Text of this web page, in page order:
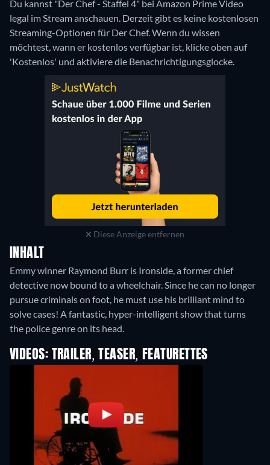
Du kannst "Der Chef - Staffel 4" bei Amazon Prime Video
legal im Stream anschauen. Derzeit gibt es keine kostenlosen
Streaming-Optionen für Der Chef. Wenn du wissen
möchtest, wann er kostenlos verfügbar ist, klicke oben auf
'Kostenlos' und aktiviere die Benachrichtigungsglocke.
Diese Anzeige entfernen
INHALT
Emmy winner Raymond Burr is Ironside, a former chief
detective now bound to a wheelchair. Since he can no longer
pursue criminals on foot, he must use his brilliant mind to
solve cases! A fantastic, hyper-intelligent show that turns
the police genre on its head.
VIDEOS: TRAILER, TEASER, FEATURETTES